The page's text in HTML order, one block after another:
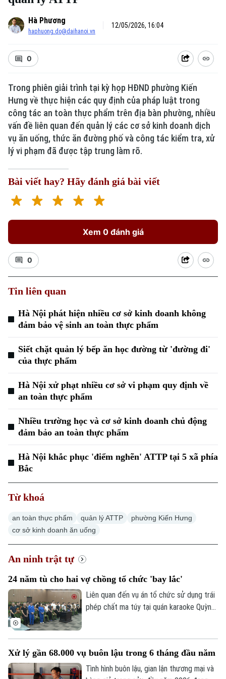
Xu hướng
Hà Phương
haphuong.do@daihanoi.vn
12/05/2026, 16:04
0
Trong phiên giải trình tại kỳ họp HĐND phường Kiến
Hưng về thực hiện các quy định của pháp luật trong
công tác an toàn thực phẩm trên địa bàn phường, nhiều
vấn đề liên quan đến quản lý các cơ sở kinh doanh dịch
vụ ăn uống, thức ăn đường phố và công tác kiểm tra, xử
lý vi phạm đã được tập trung làm rõ.
Bài viết hay? Hãy đánh giá bài viết
Xem 0 đánh giá
0
Tin liên quan
Hà Nội phát hiện nhiều cơ sở kinh doanh không
đảm bảo vệ sinh an toàn thực phẩm
Siết chặt quản lý bếp ăn học đường từ 'đường đi'
của thực phẩm
Hà Nội xử phạt nhiều cơ sở vi phạm quy định về
an toàn thực phẩm
Nhiều trường học và cơ sở kinh doanh chủ động
đảm bảo an toàn thực phẩm
Hà Nội khắc phục 'điểm nghẽn' ATTP tại 5 xã phía
Bắc
Từ khoá
an toàn thực phẩm quản lý ATTP
phường Kiến Hưng
cơ sở kinh doanh ăn uống
An ninh trật tự
24 năm tù cho hai vợ chồng tổ chức 'bay lắc'
Liên quan đến vụ án tổ chức sử dụng trái
phép chất ma túy tại quán karaoke Quỳnh
án đặc biệt nghiêm trọng, có tổ chức,
diễn ra trong thời gian dài dưới vỏ bọc
Xử lý gần 68.000 vụ buôn lậu trong 6 tháng đầu năm
Tình hình buôn lậu, gian lận thương mại và